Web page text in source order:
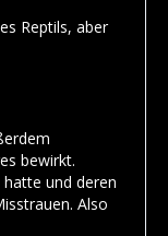
Reptils, aber
bewirkt.
und deren
Also